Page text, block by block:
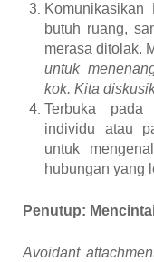
butuh ruang,
merasa ditolak.
untuk
kok. Kita
Terbuka pada
individu atau
untuk
hubungan yang
Penutup:
Avoidant